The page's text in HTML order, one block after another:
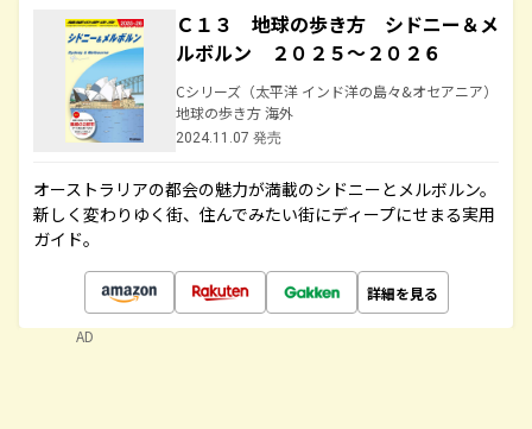
Ｃ１３ 地球の歩き方 シドニー＆メ
ルボルン ２０２５～２０２６
Cシリーズ（太平洋 インド洋の島々&オセアニア）
地球の歩き方 海外
2024.11.07 発売
オーストラリアの都会の魅力が満載のシドニーとメルボルン。
新しく変わりゆく街、住んでみたい街にディープにせまる実用
ガイド。
詳細を見る
AD